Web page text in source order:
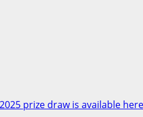
prize draw is available here